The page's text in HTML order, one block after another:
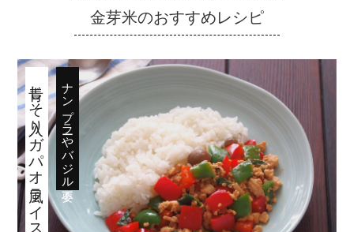
金芽米のおすすめレシピ
ナンプラーやバジル不要
青じそ入りガパオ風ライス